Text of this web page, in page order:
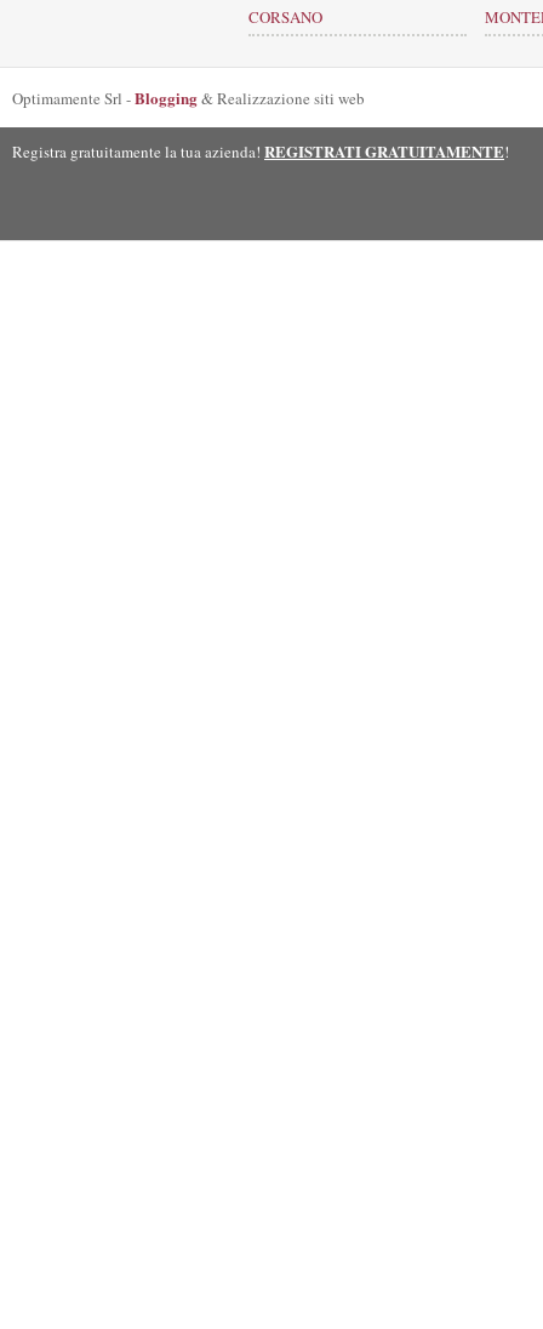
CORSANO
Optimamente Srl -Blogging& Realizzazione siti web
Registra gratuitamente la tua azienda! REGISTRATI GRATUITAMENTE!